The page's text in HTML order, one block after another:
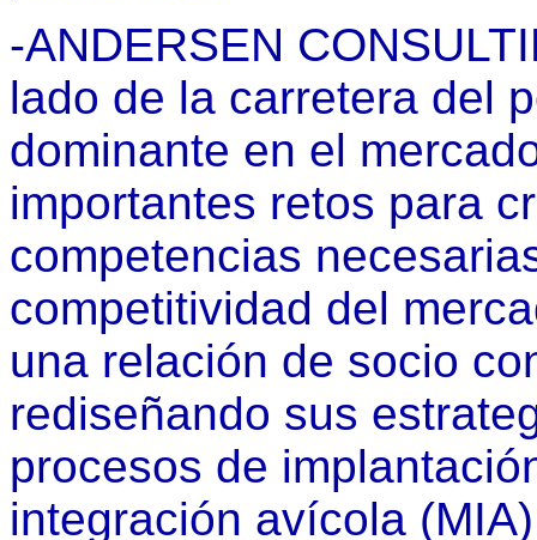
-ANDERSEN
lado de la carretera del
dominante en el
importantes retos para
competencias
competitividad del
una relación de socio
rediseñando sus
procesos de
integración avícola